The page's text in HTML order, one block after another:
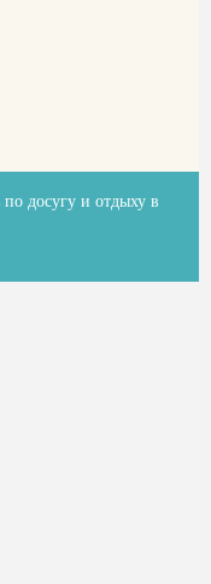
досугу и отдыху в